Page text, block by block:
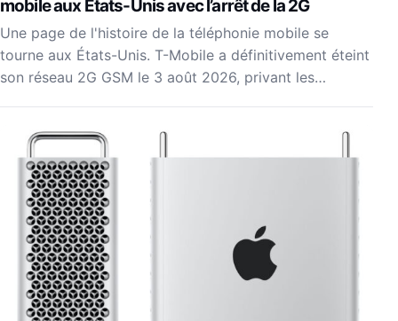
mobile aux États-Unis avec l’arrêt de la 2G
Une page de l'histoire de la téléphonie mobile se
tourne aux États-Unis. T-Mobile a définitivement éteint
son réseau 2G GSM le 3 août 2026, privant les…